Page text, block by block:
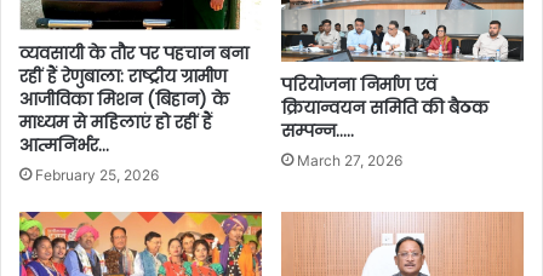
व्यवसायी के तौर पर पहचान बना
रहीं हैं रेणुबाला: राष्ट्रीय ग्रामीण
आजीविका मिशन (बिहान) के
माध्यम से महिलाएं हो रहीं हैं
आत्मनिर्भर…
February 25, 2026
परियोजना निर्माण एवं
क्रियान्वयन समिति की बैठक
सम्पन्न…..
March 27, 2026